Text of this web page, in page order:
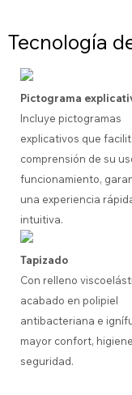
Tecnología
Pictograma
Incluye pictogramas
explicativos que
comprensión de su
funcionamiento,
una experiencia
intuitiva.
Tapizado
Con relleno
acabado en polipiel
antibacteriana e
mayor confort,
seguridad.